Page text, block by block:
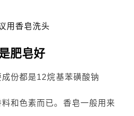
用香皂洗头
肥皂好
份都是12烷基苯磺酸钠
和色素而已。香皂一般用来